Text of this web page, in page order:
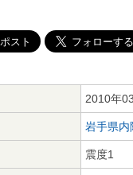
2010年
岩手県内
震度1